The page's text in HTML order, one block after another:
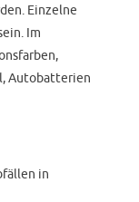
Einzelne
Im
Autobatterien
in